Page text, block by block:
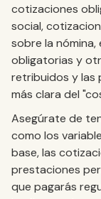
cotizaciones
social,
sobre la
obligatorias y
retribuidos y las
más clara del
Asegúrate de
como los
base, las
prestaciones
que pagarás